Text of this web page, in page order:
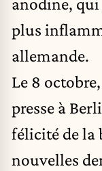
plus
allemande.
Le 8
presse à
félicité de la
nouvelles